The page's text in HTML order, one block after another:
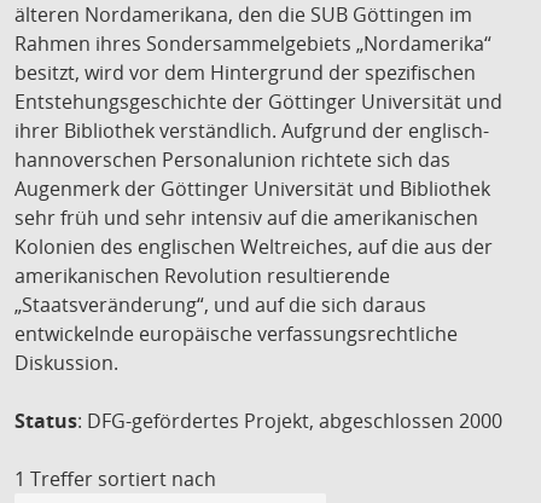
älteren Nordamerikana, den die SUB Göttingen im
Rahmen ihres Sondersammelgebiets „Nordamerika“
besitzt, wird vor dem Hintergrund der spezifischen
Entstehungsgeschichte der Göttinger Universität und
ihrer Bibliothek verständlich. Aufgrund der englisch-
hannoverschen Personalunion richtete sich das
Augenmerk der Göttinger Universität und Bibliothek
sehr früh und sehr intensiv auf die amerikanischen
Kolonien des englischen Weltreiches, auf die aus der
amerikanischen Revolution resultierende
„Staatsveränderung“, und auf die sich daraus
entwickelnde europäische verfassungsrechtliche
Diskussion.
Status: DFG-gefördertes Projekt, abgeschlossen 2000
1 Treffer sortiert nach